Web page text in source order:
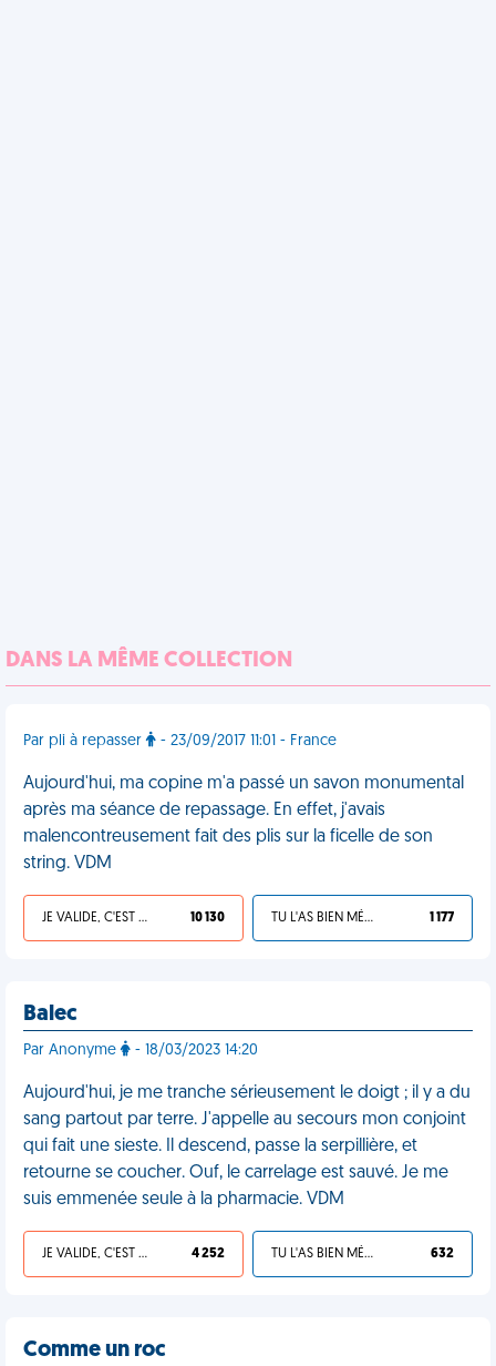
DANS LA MÊME COLLECTION
Par pli à repasser - 23/09/2017 11:01 - France
Aujourd'hui, ma copine m'a passé un savon monumental
après ma séance de repassage. En effet, j'avais
malencontreusement fait des plis sur la ficelle de son
string. VDM
JE VALIDE, C'EST UNE VDM 10 130 TU L'AS BIEN MÉRITÉ 1 177
Balec
Par Anonyme - 18/03/2023 14:20
Aujourd'hui, je me tranche sérieusement le doigt ; il y a du
sang partout par terre. J'appelle au secours mon conjoint
qui fait une sieste. Il descend, passe la serpillière, et
retourne se coucher. Ouf, le carrelage est sauvé. Je me
suis emmenée seule à la pharmacie. VDM
JE VALIDE, C'EST UNE VDM 4 252 TU L'AS BIEN MÉRITÉ 632
Comme un roc